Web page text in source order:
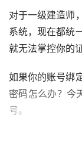
对于一级建造师
系统，现在都统
就无法掌控你的
如果你的账号绑
密码怎么办？今
号。